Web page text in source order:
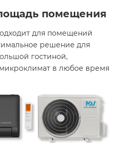
помещения
для помещений
решение для
гостиной,
в любое время